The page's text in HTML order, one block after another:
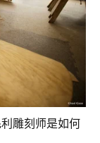
雕刻师是如何